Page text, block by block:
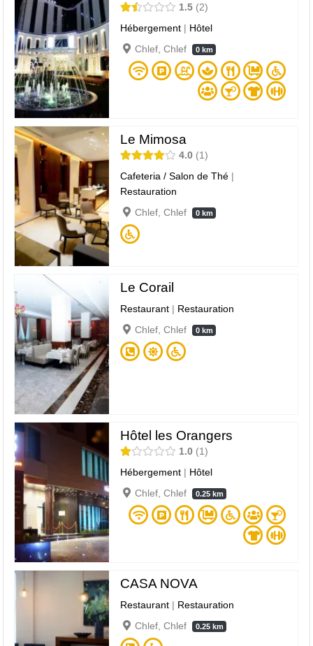
1.5
2
Hébergement | Hôtel
Chlef, Chlef
0 km
Le Mimosa
4.0
1
Cafeteria / Salon de Thé |
Restauration
Chlef, Chlef
0 km
Le Corail
Restaurant | Restauration
Chlef, Chlef
0 km
Hôtel les Orangers
1.0
1
Hébergement | Hôtel
Chlef, Chlef
0.25 km
CASA NOVA
Restaurant | Restauration
Chlef, Chlef
0.25 km